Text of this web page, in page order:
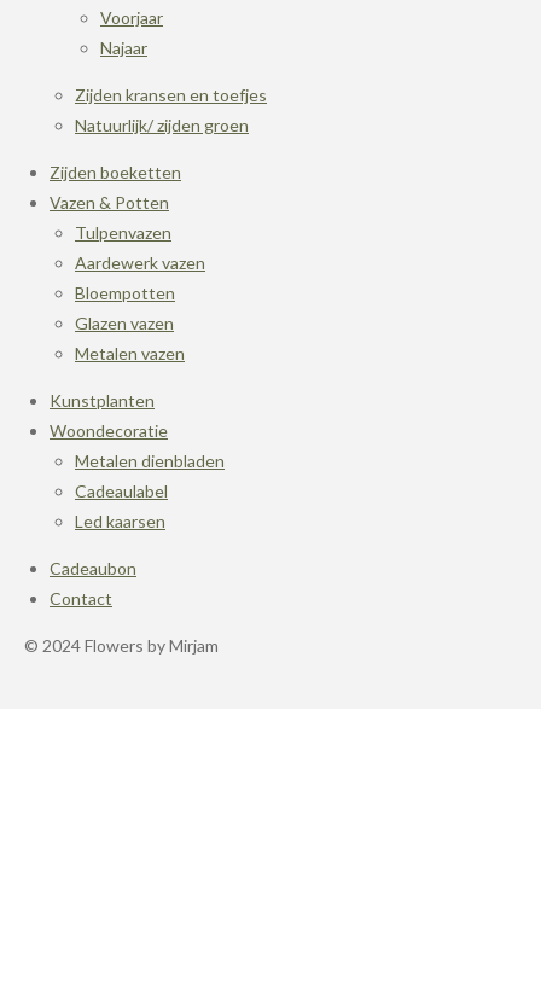
Voorjaar
Najaar
Zijden kransen en toefjes
Natuurlijk/ zijden groen
Zijden boeketten
Vazen & Potten
Tulpenvazen
Aardewerk vazen
Bloempotten
Glazen vazen
Metalen vazen
Kunstplanten
Woondecoratie
Metalen dienbladen
Cadeaulabel
Led kaarsen
Cadeaubon
Contact
© 2024 Flowers by Mirjam